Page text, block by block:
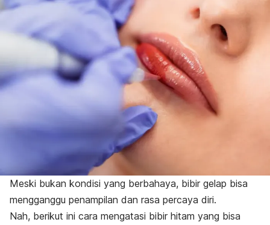
Meski bukan kondisi yang berbahaya, bibir gelap bisa
mengganggu penampilan dan rasa percaya diri.
Nah, berikut ini cara mengatasi bibir hitam yang bisa